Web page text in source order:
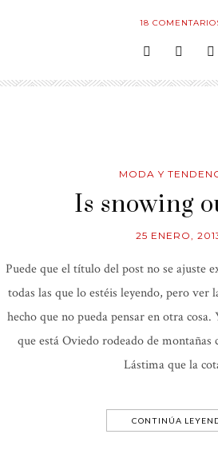
18
MODA Y
Is snowing
25 ENERO,
Puede que el título del post no se ajuste
todas las que lo estéis leyendo, pero ver
hecho que no pueda pensar en otra
que está Oviedo rodeado de montañas
Lástima que la
CONTINÚA